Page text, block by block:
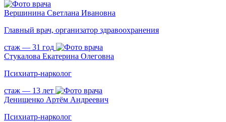
Вершинина Светлана Ивановна
Главный врач, организатор здравоохранения
стаж — 31 год
Стукалова Екатерина Олеговна
Психиатр-нарколог
стаж — 13 лет
Денищенко Артём Андреевич
Психиатр-нарколог